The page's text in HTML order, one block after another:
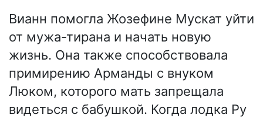
Вианн помогла Жозефине Мускат уйти
от мужа-тирана и начать новую
жизнь. Она также способствовала
примирению Арманды с внуком
Люком, которого мать запрещала
видеться с бабушкой. Когда лодка Ру